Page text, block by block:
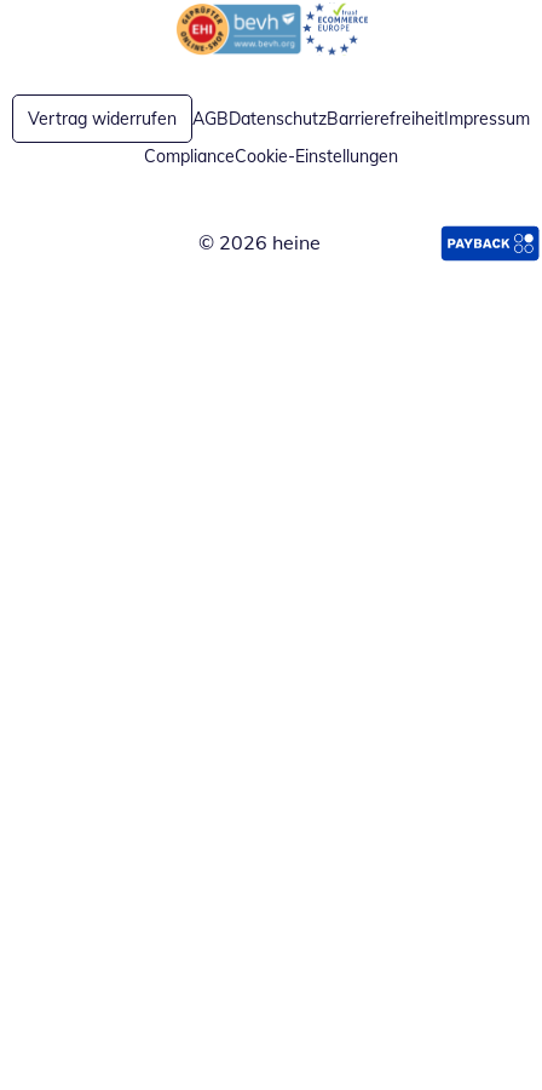
Öffnet in neuem FensterÖffnet in neuem Fenster
Vertrag widerrufen AGBDatenschutzBarrierefreiheitImpressum
ComplianceCookie-Einstellungen
© 2026 heine